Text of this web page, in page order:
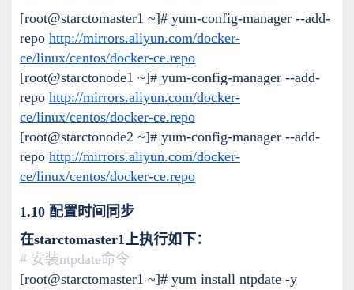
[root@starctomaster1 ~]# yum-config-manager --add-
repo http://mirrors.aliyun.com/docker-
ce/linux/centos/docker-ce.repo
[root@starctonode1 ~]# yum-config-manager --add-
repo http://mirrors.aliyun.com/docker-
ce/linux/centos/docker-ce.repo
[root@starctonode2 ~]# yum-config-manager --add-
repo http://mirrors.aliyun.com/docker-
ce/linux/centos/docker-ce.repo
1.10 配置时间同步
在starctomaster1上执行如下：
# 安装ntpdate命令
[root@starctomaster1 ~]# yum install ntpdate -y